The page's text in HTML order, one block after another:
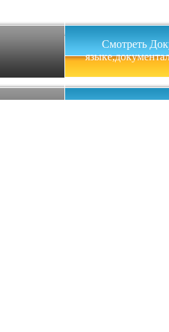
Смотреть